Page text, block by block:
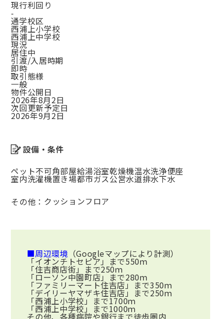
現行利回り
-
通学校区
西浦上小学校
西浦上中学校
現況
居住中
引渡/入居時期
即時
取引態様
一般
物件公開日
2026年8月2日
次回更新予定日
2026年9月2日
設備・条件
ペット不可角部屋給湯浴室乾燥機温水洗浄便座
室内洗濯機置き場都市ガス公営水道排水下水
その他： クッションフロア
■周辺環境 （Googleマップにより計測）
「イオンチトセピア」まで550ｍ
「住吉商店街」まで250ｍ
「ローソン中園町店」まで280ｍ
「ファミリーマート住吉店」まで350ｍ
「デイリーヤマザキ住吉店」まで250ｍ
「西浦上小学校」まで1700ｍ
「西浦上中学校」まで1000ｍ
その他、各種病院や銀行まで徒歩圏内